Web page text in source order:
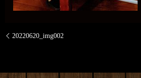
20220620_img002